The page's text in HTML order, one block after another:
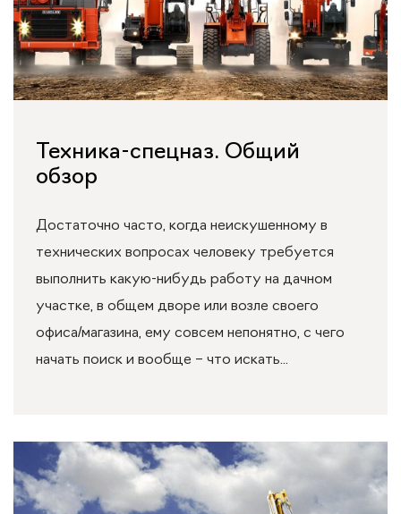
Техника-спецназ. Общий
обзор
Достаточно часто, когда неискушенному в
технических вопросах человеку требуется
выполнить какую-нибудь работу на дачном
участке, в общем дворе или возле своего
офиса/магазина, ему совсем непонятно, с чего
начать поиск и вообще – что искать...